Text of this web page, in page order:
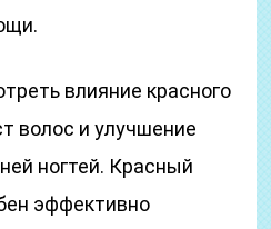
влияние красного
волос и улучшение
ногтей. Красный
эффективно